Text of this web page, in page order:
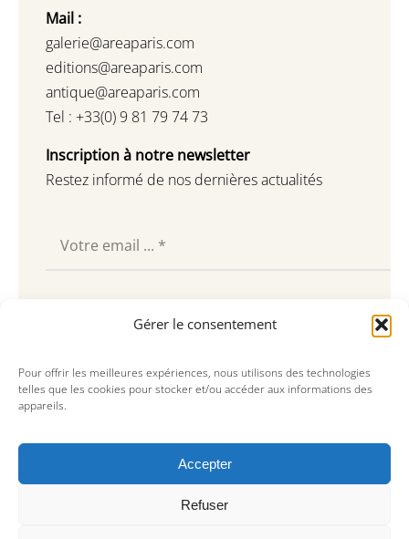
Gérer le consentement
Pour offrir les meilleures expériences, nous utilisons des technologies
telles que les cookies pour stocker et/ou accéder aux informations des
appareils.
Accepter
Refuser
Mail :
galerie@areaparis.com
editions@areaparis.com
antique@areaparis.com
Tel : +33(0) 9 81 79 74 73
Inscription à notre newsletter
Restez informé de nos dernières actualités
Souscrire